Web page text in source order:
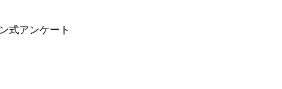
式アンケート